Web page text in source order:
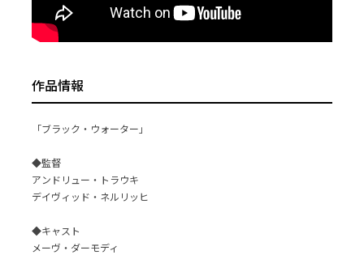
作品情報
「ブラック・ウォーター」
◆監督
アンドリュー・トラウキ
デイヴィッド・ネルリッヒ
◆キャスト
メーヴ・ダーモディ